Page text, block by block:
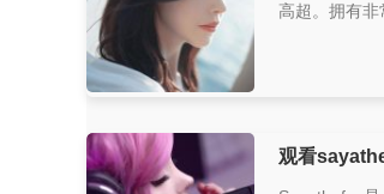
高超。拥有
观看